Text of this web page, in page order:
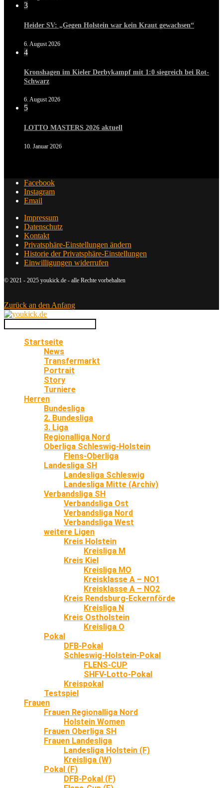
3
Heider SV: „Gegen Holstein war kein Kraut gewachsen“
6. August 2026
4
Kronshagen im Kieler Derbykampf mit 1:0 siegreich bei Rot-
Schwarz
6. August 2026
5
LOTTO MASTERS 2026 aktuell
10. Januar 2026
Facebook
Instagram
Email
Impressum
Datenschutz
Kontakt
Privatsphäre-Einstellungen ändern
Historie der Privatsphäre-Einstellungen
Einwilligungen widerrufen
© 2021 - 2025 youkick.de - alle Rechte vorbehalten
Zurück an den Anfang
Startseite
News
Transfermarkt
Portrait
Story
Turniere
Herren
Bundesliga
2. Bundesliga
3. Liga
Regionalliga Nord
Oberliga Schleswig-Holstein
Flens-Oberliga
Landesliga SH
Landesliga Schleswig
Landesliga Mitte (Archiv)
Verbandsliga SH
Verbandsliga Ost
Verbandsliga Nord
Verbandsliga West
weitere Ligen
Kreis Holstein
Kreisliga M
Kreis Kiel
Kreisliga MO
Kreisklasse A – NO1
Kreisklasse A – NO2
Kreis Rendsburg-Eckernförde
Kreisliga N
Kreis Ostholstein
Kreisliga O
Pokal
DFB-Pokal
Schleswig-Holstein-Pokal
FLENS-CUP
SHFV-Lotto-Pokal
Kreispokal
Testspiel
Frauen
Frauen Regionalliga Nord
Holstein Women
Frauen Oberliga SH
Frauen Landesliga
Landesliga Holstein (F)
Kreisliga (W)
Pokal (F)
DFB-Pokal (F)